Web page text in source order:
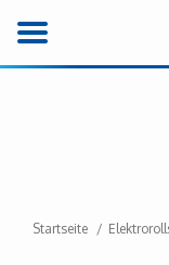
Startseite